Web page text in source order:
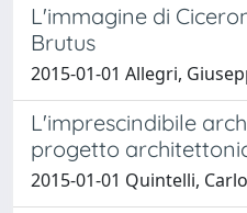
L'immagine di
Brutus
2015-01-01 Allegri,
L'imprescindibile
progetto
2015-01-01 Quintelli, Carlo